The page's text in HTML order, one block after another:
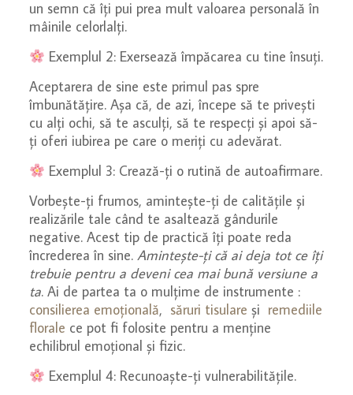
un semn că îți pui prea mult valoarea personală în
mâinile celorlalți.
Exemplul 2: Exersează împăcarea cu tine însuți.
Aceptarera de sine este primul pas spre
îmbunătățire. Așa că, de azi, începe să te privești
cu alți ochi, să te asculți, să te respecți și apoi să-
ți oferi iubirea pe care o meriți cu adevărat.
Exemplul 3: Crează-ți o rutină de autoafirmare.
Vorbește-ți frumos, amintește-ți de calitățile și
realizările tale când te asaltează gândurile
negative. Acest tip de practică îți poate reda
încrederea în sine. Amintește-ți că ai deja tot ce îți
trebuie pentru a deveni cea mai bună versiune a
ta. Ai de partea ta o mulțime de instrumente :
consilierea emoțională, săruri tisulare și remediile
florale ce pot fi folosite pentru a menține
echilibrul emoțional și fizic.
Exemplul 4: Recunoaște-ți vulnerabilitățile.